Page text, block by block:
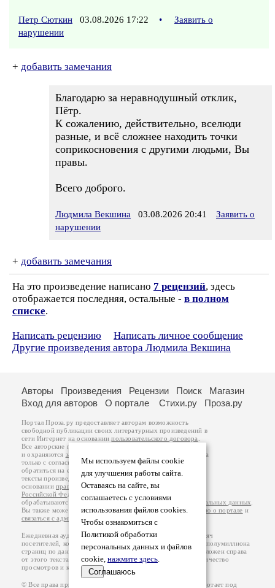
Петр Сюткин 03.08.2026 17:22 •
Заявить о
нарушении
+ добавить замечания
Благодарю за неравнодушный отклик,
Пётр.
К сожалению, действительно, вселюди
разные, и всё сложнее находить точки
соприкосновения с другими людьми, Вы
правы.
Всего доброго.
Людмила Векшина 03.08.2026 20:41
Заявить о
нарушении
+ добавить замечания
На это произведение написано 7 рецензий, здесь
отображается последняя, остальные - в полном
списке.
Написать рецензию
Написать личное сообщение
Другие произведения автора Людмила Векшина
Мы используем файлы cookie
для улучшения работы сайта.
Оставаясь на сайте, вы
соглашаетесь с условиями
использования файлов cookies.
Чтобы ознакомиться с
Политикой обработки
персональных данных и файлов
cookie, нажмите здесь.
Соглашаюсь
Авторы Произведения Рецензии Поиск
Магазин
Вход для авторов
О портале Стихи.ру Проза.ру
Портал Проза.ру предоставляет авторам возможность
свободной публикации своих литературных произведений в
сети Интернет на основаниипользовательского договора
Все авторские права на произведения принадлежат авторам
и охраняются законом
. Перепечатка произведений возможна
только с согласия его автора, к которому вы можете
обратиться на его авторской странице. Ответственность за
тексты произведений авторы несут самостоятельно на
основанииправил публикацииизаконодательства
Российской Федерации
обрабатываются на основанииПолитики обработки персональных данных
Вы также можете посмотреть более подробнуюинформацию о портале и
связаться с администрацией
Ежедневная аудитория портала Проза.ру – порядка 100 тысяч
посетителей, которые в общей сумме просматривают более полумиллиона
страниц по данным счетчика посещаемости, который расположен справа
от этого текста. В каждой графе указано по две цифры: количество
просмотров и количество посетителей.
© Все права принадлежат авторам, 2000-2026. Портал работает под